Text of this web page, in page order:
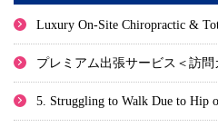
Luxury On-Site Chiropractic &
プレミアム出張サービス＜訪
5. Struggling to Walk Due to Hip